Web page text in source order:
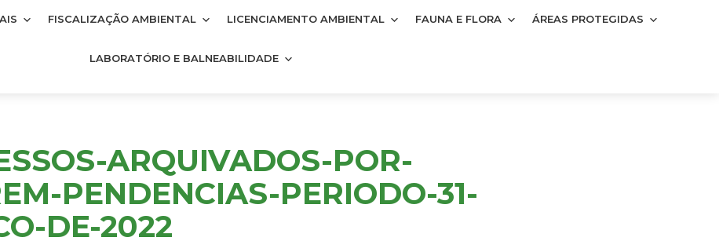
FISCALIZAÇÃO AMBIENTAL LICENCIAMENTO AMBIENTAL FAUNA E FLORA ÁREAS PROTEGIDAS
LABORATÓRIO E BALNEABILIDADE
ARQUIVADOS-POR-
PENDENCIAS-PERIODO-31-
DE-2022